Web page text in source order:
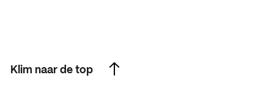
Klim naar de top